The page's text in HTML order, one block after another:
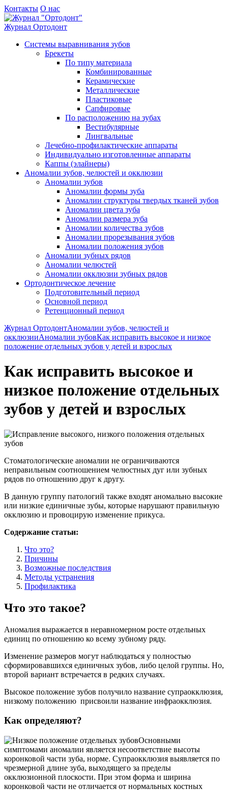
Контакты О нас
Журнал Ортодонт
Системы выравнивания зубов
Брекеты
По типу материала
Комбинированные
Керамические
Металлические
Пластиковые
Сапфировые
По расположению на зубах
Вестибулярные
Лингвальные
Лечебно-профилактические аппараты
Индивидуально изготовленные аппараты
Каппы (элайнеры)
Аномалии зубов, челюстей и окклюзии
Аномалии зубов
Аномалии формы зуба
Аномалии структуры твердых тканей зубов
Аномалии цвета зуба
Аномалии размера зуба
Аномалии количества зубов
Аномалии прорезывания зубов
Аномалии положения зубов
Аномалии зубных рядов
Аномалии челюстей
Аномалии окклюзии зубных рядов
Ортодонтическое лечение
Подготовительный период
Основной период
Ретенционный период
Журнал ОртодонтАномалии зубов, челюстей и
окклюзииАномалии зубовКак исправить высокое и низкое
положение отдельных зубов у детей и взрослых
Как исправить высокое и
низкое положение отдельных
зубов у детей и взрослых
Стоматологические аномалии не ограничиваются
неправильным соотношением челюстных дуг или зубных
рядов по отношению друг к другу.
В данную группу патологий также входят аномально высокие
или низкие единичные зубы, которые нарушают правильную
окклюзию и провоцирую изменение прикуса.
Содержание статьи:
Что это?
Причины
Возможные последствия
Методы устранения
Профилактика
Что это такое?
Аномалия выражается в неравномерном росте отдельных
единиц по отношению ко всему зубному ряду.
Изменение размеров могут наблюдаться у полностью
сформировавшихся единичных зубов, либо целой группы. Но,
второй вариант встречается в редких случаях.
Высокое положение зубов получило название супраокклюзия,
низкому положению присвоили название инфраокклюзия.
Как определяют?
Основными
симптомами аномалии является несоответствие высоты
коронковой части зуба, норме. Супраокклюзия выявляется по
чрезмерной длине зуба, выходящего за пределы
окклюзионной плоскости. При этом форма и ширина
коронковой части не отличается от нормальных костных